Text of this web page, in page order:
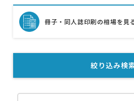
冊子・同人誌印刷の相場を見
絞り込み検